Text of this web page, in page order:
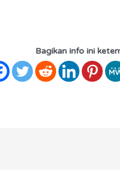
Bagikan info ini